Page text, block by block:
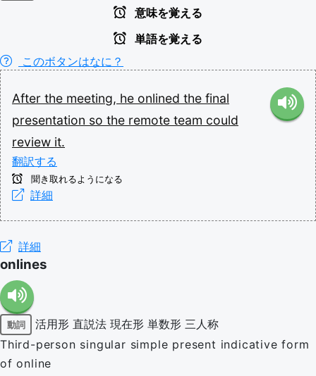
意味を覚える
単語を覚える
このボタンはなに？
After the meeting, he onlined the final
presentation so the remote team could
review it.
翻訳する
聞き取れるようになる
詳細
詳細
onlines
動詞 活用形 直説法 現在形 単数形 三人称
Third-person singular simple present indicative form
of online